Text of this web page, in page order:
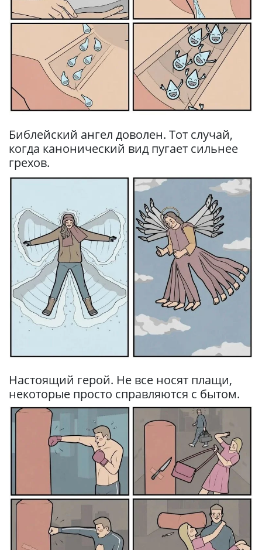
Библейский ангел доволен. Тот случай,
когда канонический вид пугает сильнее
грехов.
Настоящий герой. Не все носят плащи,
некоторые просто справляются с бытом.